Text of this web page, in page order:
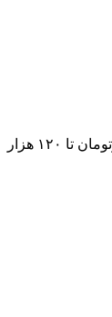
سینا شعبانخانی، خواننده موسیقی پاپ قرار است روز سه‌شنبه ۲۵ تیرماه، راس ساعت ۲۱:۰۰ در سالن «ایرانیان» شهر ارومیه روی صحنه برود. قیمت بلیت‌های کنسرت شعبانخانی از ۵۰‌ هزارتومان تا ۱۲۰‌ هزار